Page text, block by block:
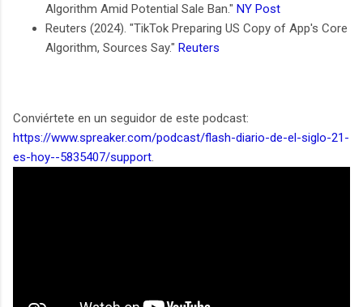
Algorithm Amid Potential Sale Ban." NY Post
Reuters (2024). "TikTok Preparing US Copy of App's Core
Algorithm, Sources Say." Reuters
Conviértete en un seguidor de este podcast:
https://www.spreaker.com/podcast/flash-diario-de-el-siglo-21-
es-hoy--5835407/support.